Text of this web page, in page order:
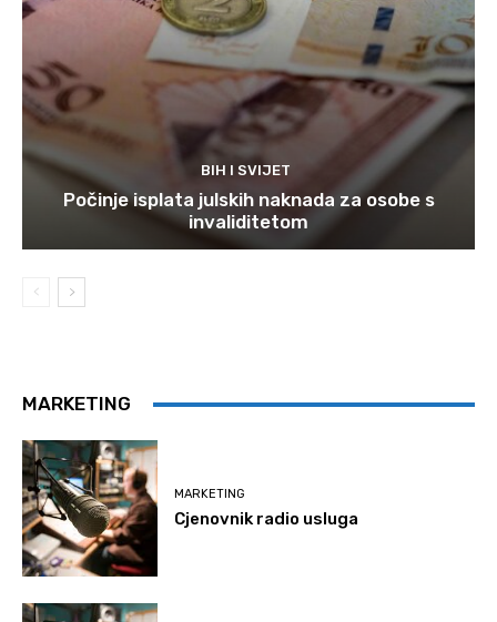
BIH I SVIJET
Počinje isplata julskih naknada za osobe s
invaliditetom
MARKETING
MARKETING
Cjenovnik radio usluga